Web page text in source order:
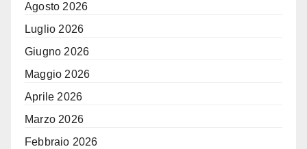
Agosto 2026
Luglio 2026
Giugno 2026
Maggio 2026
Aprile 2026
Marzo 2026
Febbraio 2026